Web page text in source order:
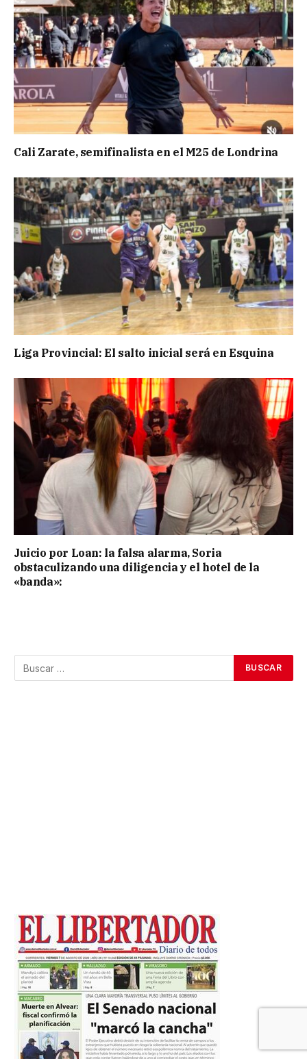
Cali Zarate, semifinalista en el M25 de Londrina
Liga Provincial: El salto inicial será en Esquina
Juicio por Loan: la falsa alarma, Soria
obstaculizando una diligencia y el hotel de la
«banda»: